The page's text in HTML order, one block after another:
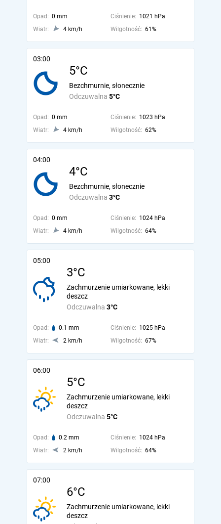
Opad: 0 mm Ciśnienie: 1021 hPa
Wiatr:
4 km/h Wilgotność: 61%
03:00
5°C
Odczuwalna 5°C
Bezchmurnie, słonecznie
Opad: 0 mm Ciśnienie: 1023 hPa
Wiatr:
4 km/h Wilgotność: 62%
04:00
4°C
Odczuwalna 3°C
Bezchmurnie, słonecznie
Opad: 0 mm Ciśnienie: 1024 hPa
Wiatr:
4 km/h Wilgotność: 64%
05:00
3°C
Odczuwalna 3°C
Zachmurzenie umiarkowane, lekki
deszcz
Opad: 0.1 mm Ciśnienie: 1025 hPa
Wiatr:
2 km/h Wilgotność: 67%
06:00
5°C
Odczuwalna 5°C
Zachmurzenie umiarkowane, lekki
deszcz
Opad: 0.2 mm Ciśnienie: 1024 hPa
Wiatr:
2 km/h Wilgotność: 64%
07:00
6°C
Zachmurzenie umiarkowane, lekki
deszcz